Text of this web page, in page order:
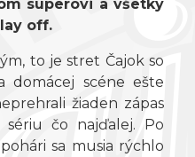
súperovi a všetky
off.
to je stret Čajok so
domácej scéne ešte
žiaden zápas
čo najďalej. Po
sa musia rýchlo